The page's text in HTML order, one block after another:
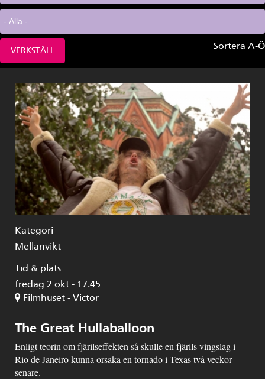
Sortera A-Ö
Kategori
Mellanvikt
Tid & plats
fredag 2 okt - 17.45
Filmhuset - Victor
The Great Hullaballoon
Enligt teorin om fjärilseffekten så skulle en fjärils vingslag i
Rio de Janeiro kunna orsaka en tornado i Texas två veckor
senare.